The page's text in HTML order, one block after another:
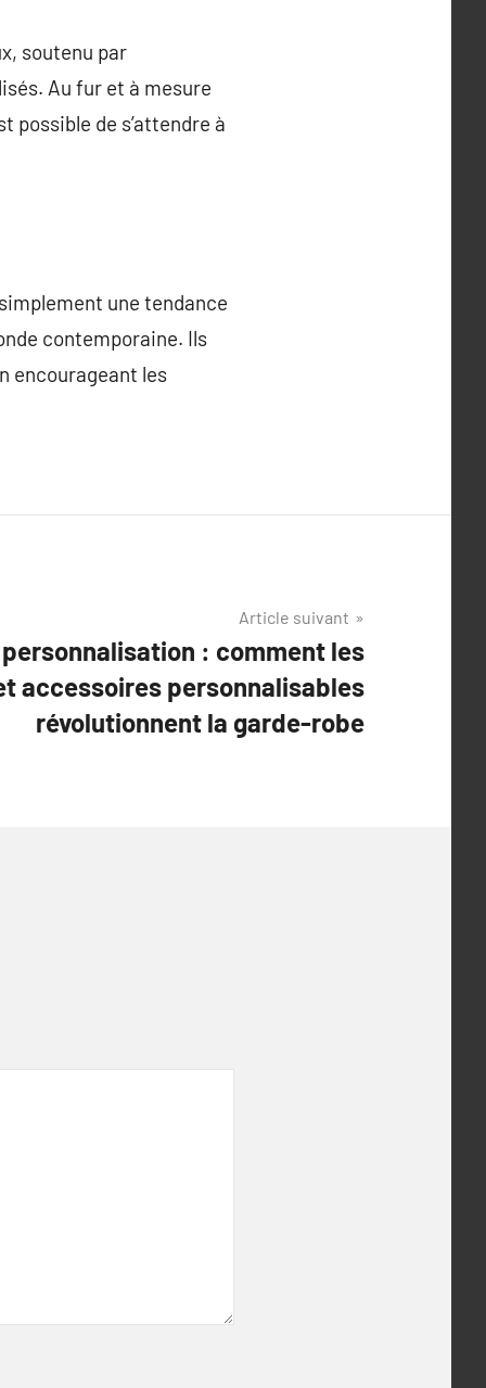
soutenu par
Au fur et à mesure
de s’attendre à
une tendance
contemporaine. Ils
encourageant les
Article suivant
personnalisation : comment les
accessoires personnalisables
révolutionnent la garde-robe